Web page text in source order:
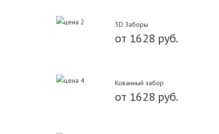
3D Заборы
от 1628 руб.
Кованный забор
от 1628 руб.